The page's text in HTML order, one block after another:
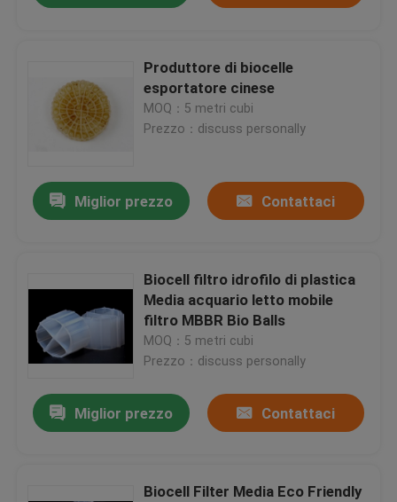
Produttore di biocelle
esportatore cinese
MOQ：5 metri cubi
Prezzo：discuss personally
Miglior prezzo Contattaci
Biocell filtro idrofilo di plastica
Media acquario letto mobile
filtro MBBR Bio Balls
MOQ：5 metri cubi
Prezzo：discuss personally
Miglior prezzo Contattaci
Biocell Filter Media Eco Friendly